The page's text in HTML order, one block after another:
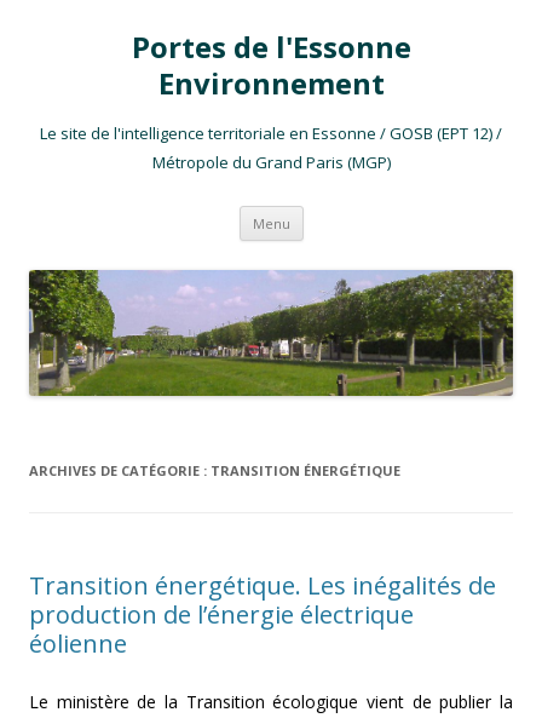
Portes de l'Essonne
Environnement
Le site de l'intelligence territoriale en Essonne / GOSB (EPT 12) /
Métropole du Grand Paris (MGP)
Menu Aller au contenu
ARCHIVES DE CATÉGORIE : TRANSITION ÉNERGÉTIQUE
Transition énergétique. Les inégalités de
production de l’énergie électrique
éolienne
Le ministère de la Transition écologique vient de publier la